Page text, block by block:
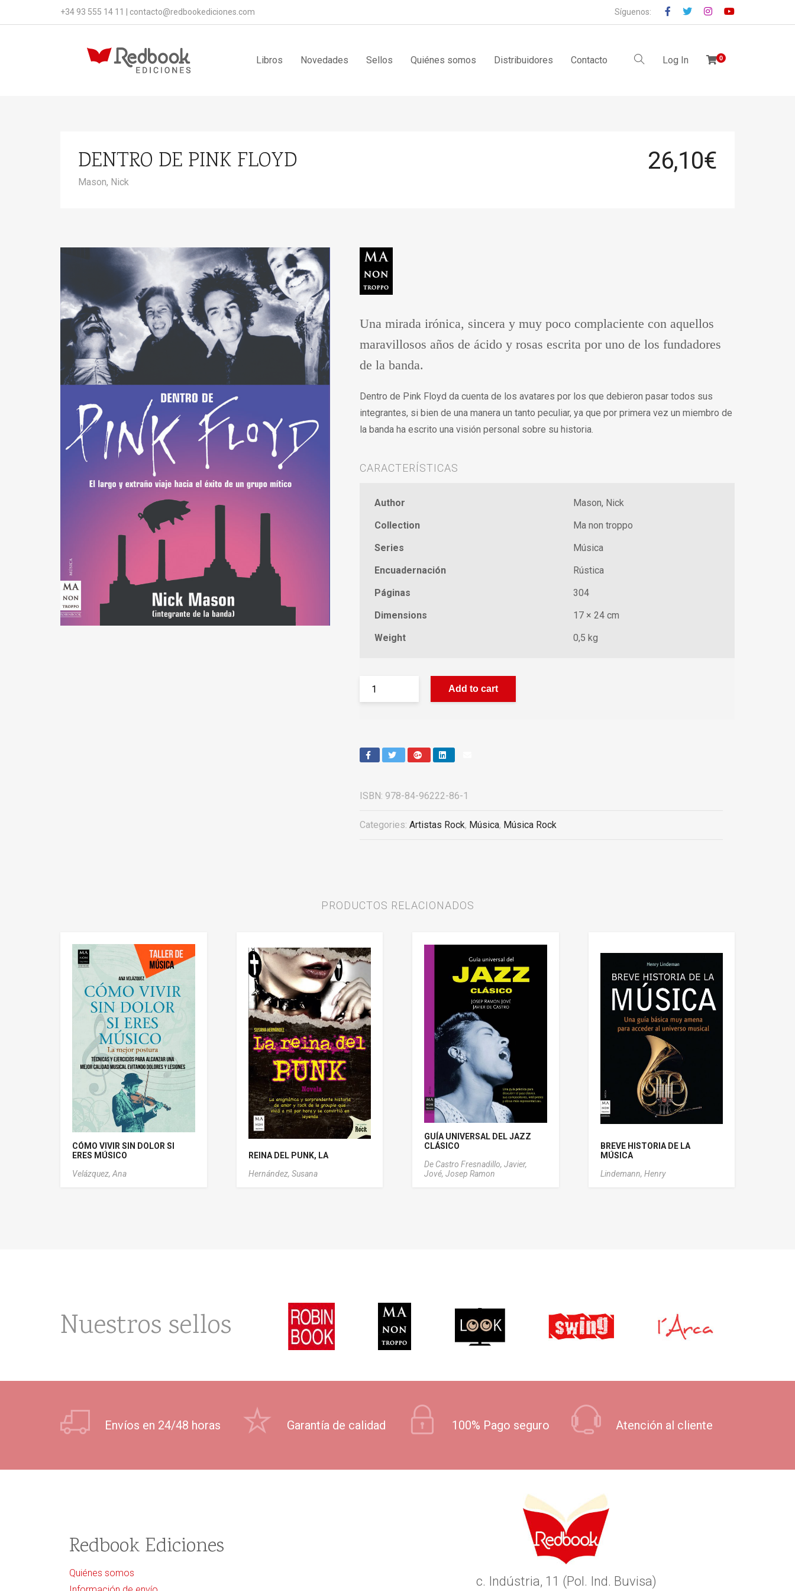
+34 93 555 14 11 contacto@redbookediciones.com Síguenos:
Libros Novedades Sellos Quiénes somos Distribuidores Contacto Log In 0
DENTRO DE PINK FLOYD
Mason, Nick
26,10€
Una mirada irónica, sincera y muy poco complaciente con aquellos
maravillosos años de ácido y rosas escrita por uno de los fundadores
de la banda.
Dentro de Pink Floyd da cuenta de los avatares por los que debieron pasar todos sus
integrantes, si bien de una manera un tanto peculiar, ya que por primera vez un miembro de
la banda ha escrito una visión personal sobre su historia.
CARACTERÍSTICAS
Author
Mason, Nick
Collection
Ma non troppo
Series
Música
Encuadernación
Rústica
Páginas
304
Dimensions
17 × 24 cm
Weight
0,5 kg
Add to cart
ISBN: 978-84-96222-86-1
Categories: Artistas Rock, Música, Música Rock
PRODUCTOS RELACIONADOS
CÓMO VIVIR SIN DOLOR SI
ERES MÚSICO
Velázquez, Ana
REINA DEL PUNK, LA
Hernández, Susana
GUÍA UNIVERSAL DEL JAZZ
CLÁSICO
De Castro Fresnadillo, Javier,
Jové, Josep Ramon
BREVE HISTORIA DE LA
MÚSICA
Lindemann, Henry
Nuestros sellos
Envíos en 24/48 horas Garantía de calidad 100% Pago seguro Atención al cliente
Redbook Ediciones
Quiénes somos
c. Indústria, 11 (Pol. Ind. Buvisa)